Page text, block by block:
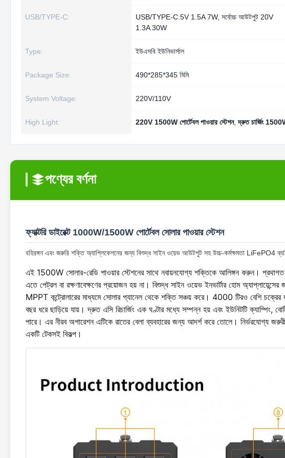
USB/TYPE-C:
USB/TYPE-C:5V 1.5A 7W, সর্বোচ্চ আউটপুট 20V
1.3A 30W
Type: ইউএসবি ইউনিভার্সাল
Package Size: 490*285*345 মিমি
System Voltage: 220V/110V
High Light: 220V 1500W পোর্টেবল পাওয়ার স্টেশন,দ্রুত চার্জিং
পণ্যের বর্ণনা
ফ্যাক্টরি ডাইরেক্ট 1000W/1500W পোর্টেবল সোলার পাওয়ার স্টেশন
বহিরঙ্গন এবং জরুরি শক্তি অ্যাপ্লিকেশনের জন্য বিশুদ্ধ সাইন ওয়েভ আউটপুট সহ উচ্চ-কর্মক্ষমতা LiFePO4
এই 1500W সোলার-রেডি পাওয়ার স্টেশনের সাথে নবায়নযোগ্য শক্তিকে আলিঙ্গন করুন। প্রথাগত
এতে পেট্রল বা রক্ষণাবেক্ষণের প্রয়োজন হয় না। বিশুদ্ধ সাইন ওয়েভ ইনভার্টার হোম
MPPT কন্ট্রোলারের মাধ্যমে সোলার প্যানেল থেকে শক্তি সঞ্চয় করে। 4000 টিরও বেশি চক্রের
বছর ধরে ছাড়িয়ে যায়। দ্রুত এসি রিচার্জিং এক ঘণ্টার মধ্যে সম্পন্ন হয় এবং ইউনিটটি ক্যাম্পিং,
পারে। এর নীরব অপারেশন এটিকে রাতের বেলা ব্যবহারের জন্য আদর্শ করে তোলে। নির্ভরযোগ্য
একটি টেকসই বিকল্প।